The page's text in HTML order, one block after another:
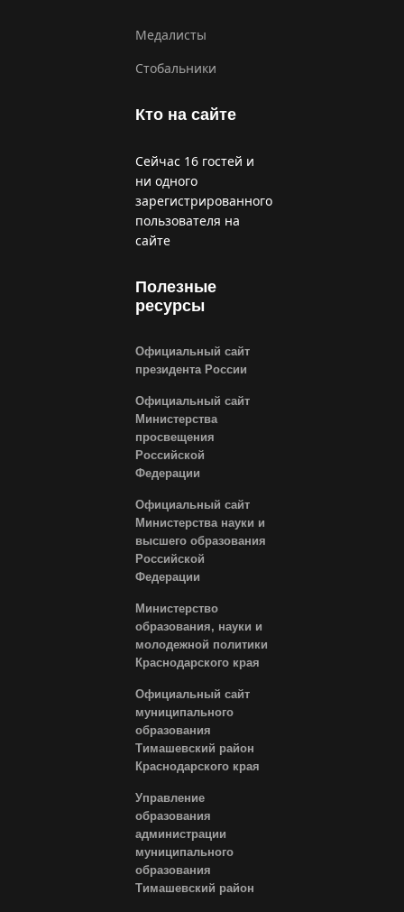
Медалисты
Стобальники
Кто на сайте
Сейчас 16 гостей и
ни одного
зарегистрированного
пользователя на
сайте
Полезные
ресурсы
Официальный сайт
президента России
Официальный сайт
Министерства
просвещения
Российской
Федерации
Официальный сайт
Министерства науки и
высшего образования
Российской
Федерации
Министерство
образования, науки и
молодежной политики
Краснодарского края
Официальный сайт
муниципального
образования
Тимашевский район
Краснодарского края
Управление
образования
администрации
муниципального
образования
Тимашевский район